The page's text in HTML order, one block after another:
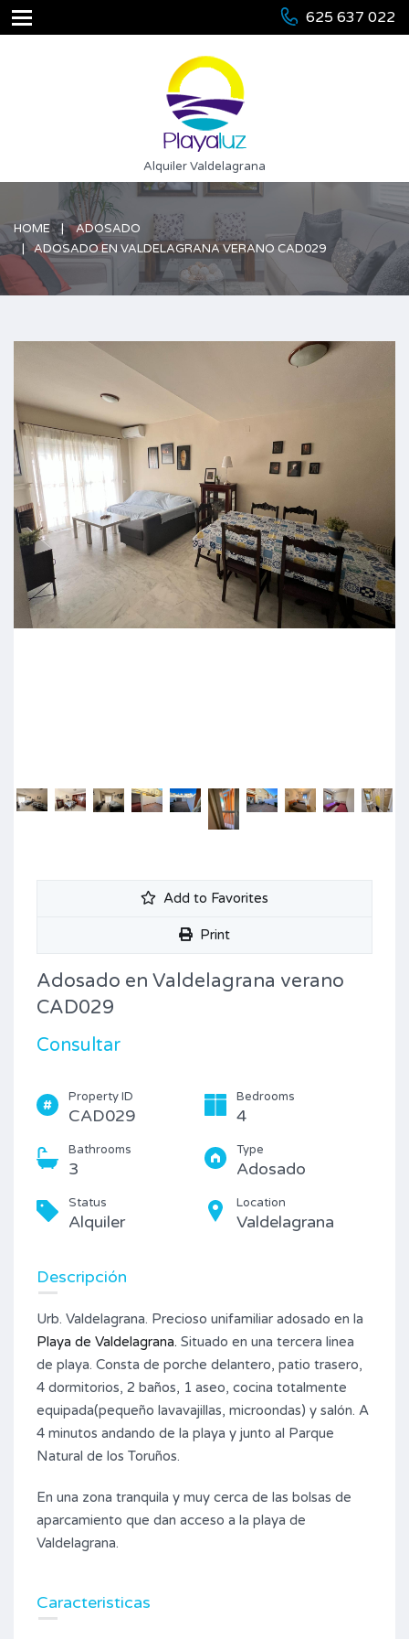
625 637 022
Alquiler Valdelagrana
HOME
ADOSADO
ADOSADO EN VALDELAGRANA VERANO CAD029
Add to Favorites
Print
Adosado en Valdelagrana verano
CAD029
Consultar
Property ID
CAD029
Bedrooms
4
Bathrooms
3
Type
Adosado
Status
Alquiler
Location
Valdelagrana
Descripción
Urb. Valdelagrana. Precioso unifamiliar adosado en la
Playa de Valdelagrana. Situado en una tercera linea
de playa. Consta de porche delantero, patio trasero,
4 dormitorios, 2 baños, 1 aseo, cocina totalmente
equipada(pequeño lavavajillas, microondas) y salón. A
4 minutos andando de la playa y junto al Parque
Natural de los Toruños.
En una zona tranquila y muy cerca de las bolsas de
aparcamiento que dan acceso a la playa de
Valdelagrana.
Caracteristicas